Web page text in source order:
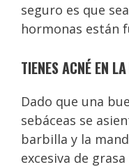
seguro es que
hormonas están
TIENES ACNÉ EN
Dado que una
sebáceas se
barbilla y la
excesiva de